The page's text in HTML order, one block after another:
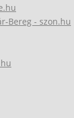
Bereg - szon.hu